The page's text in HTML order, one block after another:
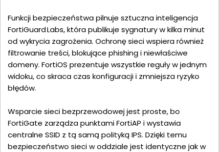
Funkcji bezpieczeństwa pilnuje sztuczna inteligencja
FortiGuard Labs, która publikuje sygnatury w kilka minut
od wykrycia zagrożenia. Ochronę sieci wspiera również
filtrowanie treści, blokujące phishing i niewłaściwe
domeny. FortiOS prezentuje wszystkie reguły w jednym
widoku, co skraca czas konfiguracji i zmniejsza ryzyko
błędów.
Wsparcie sieci bezprzewodowej jest proste, bo
FortiGate zarządza punktami FortiAP i wystawia
centralne SSID z tą samą polityką IPS. Dzięki temu
bezpieczeństwo sieci w oddziale jest identyczne jak w